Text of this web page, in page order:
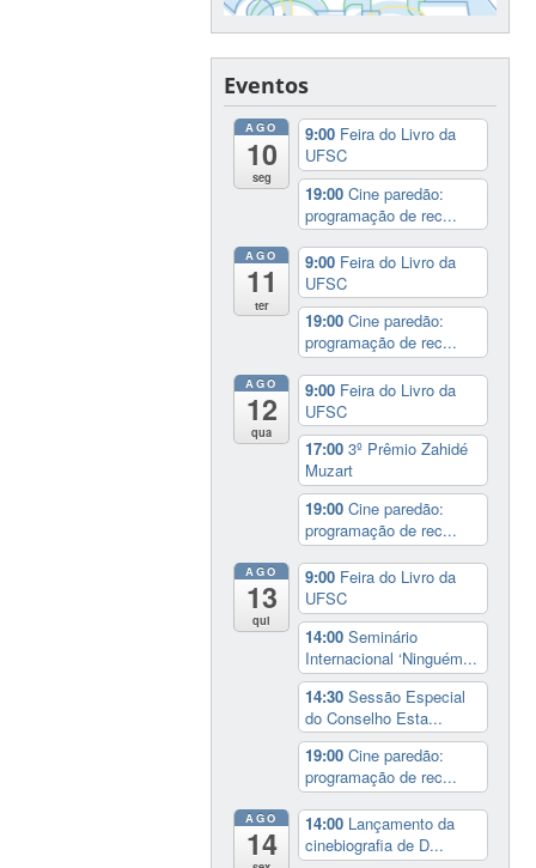
Eventos
AGO
10
seg
9:00 Feira do Livro da
UFSC
19:00Cine paredão:
programação de rec...
AGO
11
ter
9:00 Feira do Livro da
UFSC
19:00Cine paredão:
programação de rec...
AGO
12
qua
9:00 Feira do Livro da
UFSC
17:003º Prêmio Zahidé
Muzart
19:00Cine paredão:
programação de rec...
AGO
13
qui
9:00 Feira do Livro da
UFSC
14:00Seminário
Internacional ‘Ninguém...
14:30Sessão Especial
do Conselho Esta...
19:00Cine paredão:
programação de rec...
AGO
14
14:00 Lançamento da
cinebiografia de D...